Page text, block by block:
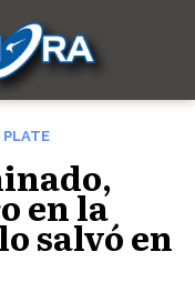
PLATE
en la
salvó en